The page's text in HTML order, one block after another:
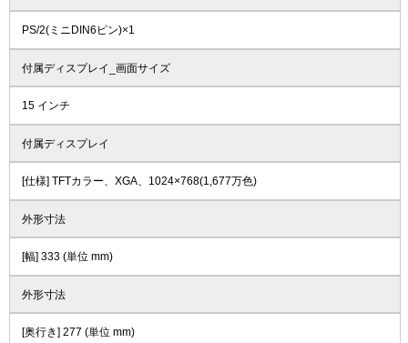
PS/2(ミニDIN6ピン)×1
付属ディスプレイ_画面サイズ
15 インチ
付属ディスプレイ
[仕様] TFTカラー、XGA、1024×768(1,677万色)
外形寸法
[幅] 333 (単位 mm)
外形寸法
[奥行き] 277 (単位 mm)